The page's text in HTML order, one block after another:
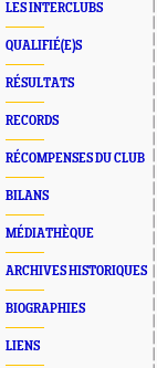
LES INTERCLUBS
QUALIFIÉ(E)S
RÉSULTATS
RECORDS
RÉCOMPENSES DU CLUB
BILANS
MÉDIATHÈQUE
ARCHIVES HISTORIQUES
BIOGRAPHIES
LIENS